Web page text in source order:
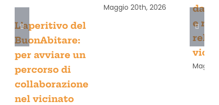
L’aperitivo del
BuonAbitare:
per avviare un
percorso di
collaborazione
nel vicinato
Maggio 20th, 2026
e
Maggio